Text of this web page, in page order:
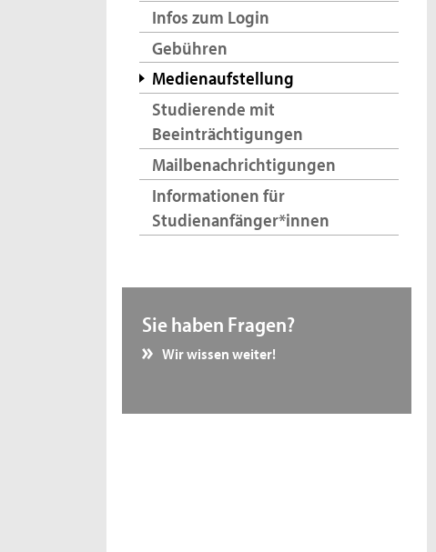
Infos zum Login
Gebühren
Medienaufstellung
Studierende mit
Beeinträchtigungen
Mailbenachrichtigungen
Informationen für
Studienanfänger*innen
Sie haben Fragen?
Wir wissen weiter!